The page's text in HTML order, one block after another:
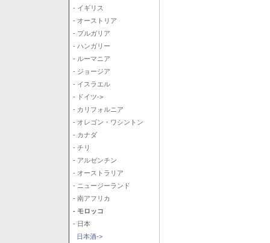
- イギリス
- オーストリア
- ブルガリア
- ハンガリー
- ルーマニア
- ジョージア
- イスラエル
- ドイツ->
- カリフォルニア
- オレゴン・ワシントン
- カナダ
- チリ
- アルゼンチン
- オーストラリア
- ニュージーランド
- 南アフリカ
- モロッコ
- 日本
日本酒->